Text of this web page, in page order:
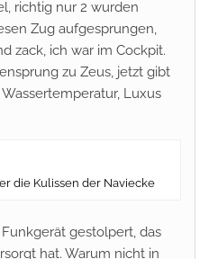
richtig nur 2 wurden
Zug aufgesprungen,
zack, ich war im Cockpit.
zu Zeus, jetzt gibt
Luxus
die Kulissen der Naviecke
gestolpert, das
hat. Warum nicht in